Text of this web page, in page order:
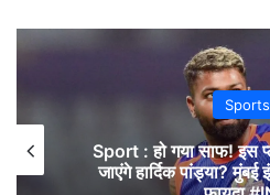
Sports
Sport : हो गया साफ! इस
जाएंगे हार्दिक पांड्या?